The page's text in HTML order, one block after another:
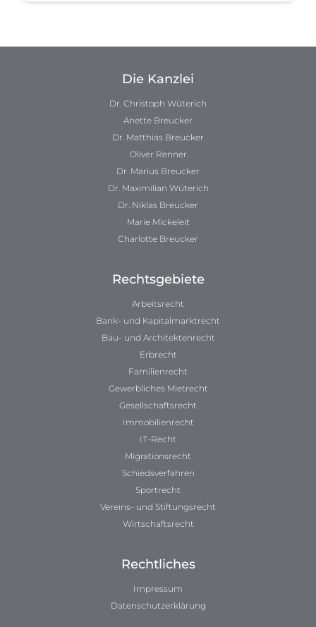
Die Kanzlei
Dr. Christoph Wüterich
Anette Breucker
Dr. Matthias Breucker
Oliver Renner
Dr. Marius Breucker
Dr. Maximilian Wüterich
Dr. Niklas Breucker
Marie Mickeleit
Charlotte Breucker
Rechtsgebiete
Arbeitsrecht
Bank- und Kapitalmarktrecht
Bau- und Architektenrecht
Erbrecht
Familienrecht
Gewerbliches Mietrecht
Gesellschaftsrecht
Immobilienrecht
IT-Recht
Migrationsrecht
Schiedsverfahren
Sportrecht
Vereins- und Stiftungsrecht
Wirtschaftsrecht
Rechtliches
Impressum
Datenschutzerklärung